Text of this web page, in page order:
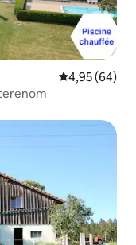
Prosječna
4,95 (64)